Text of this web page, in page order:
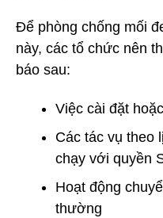
Để phòng chống mối
này, các tổ chức nên
báo sau:
Việc cài đặt
Các tác vụ theo
chạy với quyền
Hoạt động
thường